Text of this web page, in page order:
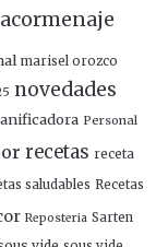
marisel orozco
novedades
Personal
recetas receta
saludables Recetas
Reposteria Sarten